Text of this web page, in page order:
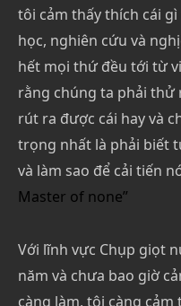
tôi cảm thấy thích cái
học, nghiên cứu và
hết mọi thứ đều tới từ
rằng chúng ta phải thử
rút ra được cái hay và
trọng nhất là phải biết
và làm sao để cải tiến
Master of none”
Với lĩnh vực Chụp giọt
năm và chưa bao giờ
càng làm, tôi càng